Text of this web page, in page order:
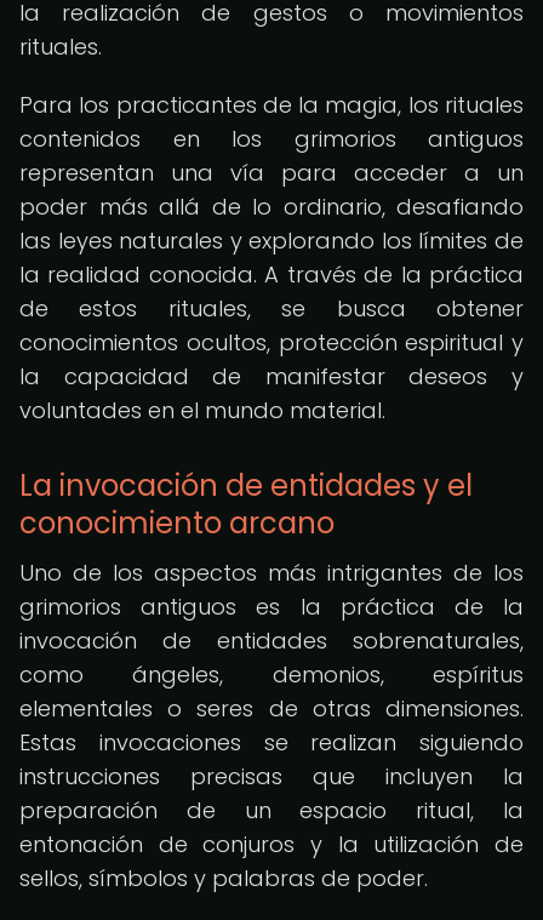
la realización de gestos o movimientos
rituales.
Para los practicantes de la magia, los rituales
contenidos en los grimorios antiguos
representan una vía para acceder a un
poder más allá de lo ordinario, desafiando
las leyes naturales y explorando los límites de
la realidad conocida. A través de la práctica
de estos rituales, se busca obtener
conocimientos ocultos, protección espiritual y
la capacidad de manifestar deseos y
voluntades en el mundo material.
La invocación de entidades y el
conocimiento arcano
Uno de los aspectos más intrigantes de los
grimorios antiguos es la práctica de la
invocación de entidades sobrenaturales,
como ángeles, demonios, espíritus
elementales o seres de otras dimensiones.
Estas invocaciones se realizan siguiendo
instrucciones precisas que incluyen la
preparación de un espacio ritual, la
entonación de conjuros y la utilización de
sellos, símbolos y palabras de poder.